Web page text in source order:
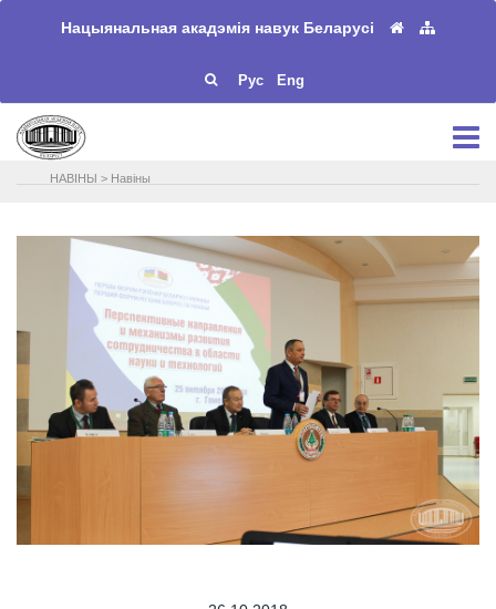
Нацыянальная акадэмія навук Беларусі
Рус Eng
НАВIНЫ > Навіны